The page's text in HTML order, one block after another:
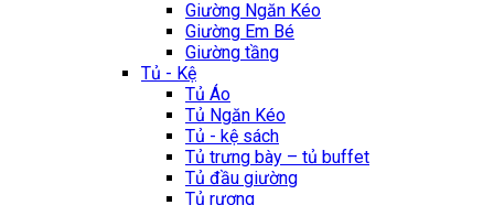
Giường Ngăn Kéo
Giường Em Bé
Giường tầng
Tủ - Kệ
Tủ Áo
Tủ Ngăn Kéo
Tủ - kệ sách
Tủ trưng bày – tủ buffet
Tủ đầu giường
Tủ rương